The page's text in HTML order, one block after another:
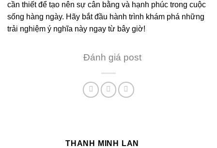
cần thiết để tạo nên sự cân bằng và hạnh phúc trong cuộc
sống hàng ngày. Hãy bắt đầu hành trình khám phá những
trải nghiệm ý nghĩa này ngay từ bây giờ!
Đánh giá post
THANH MINH LAN